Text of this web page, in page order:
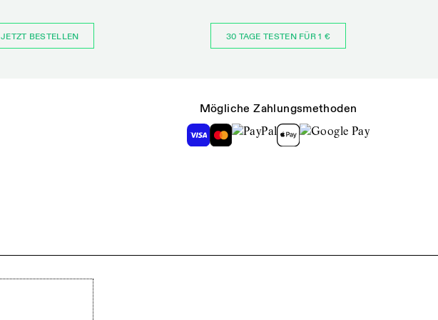
JETZT BESTELLEN 30 TAGE TESTEN FÜR 1 €
Mögliche Zahlungsmethoden